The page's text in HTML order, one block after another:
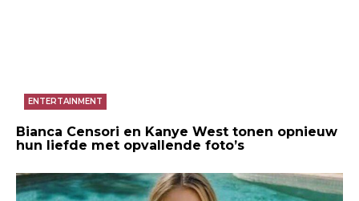
ENTERTAINMENT
Bianca Censori en Kanye West tonen opnieuw
hun liefde met opvallende foto’s